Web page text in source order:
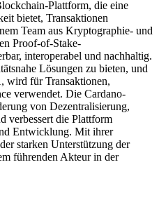
Plattform, die eine
bietet, Transaktionen
Team aus Kryptographie- und
Proof-of-Stake-
interoperabel und nachhaltig.
Lösungen zu bieten, und
wird für Transaktionen,
verwendet. Die Cardano-
von Dezentralisierung,
verbessert die Plattform
Entwicklung. Mit ihrer
starken Unterstützung der
führenden Akteur in der